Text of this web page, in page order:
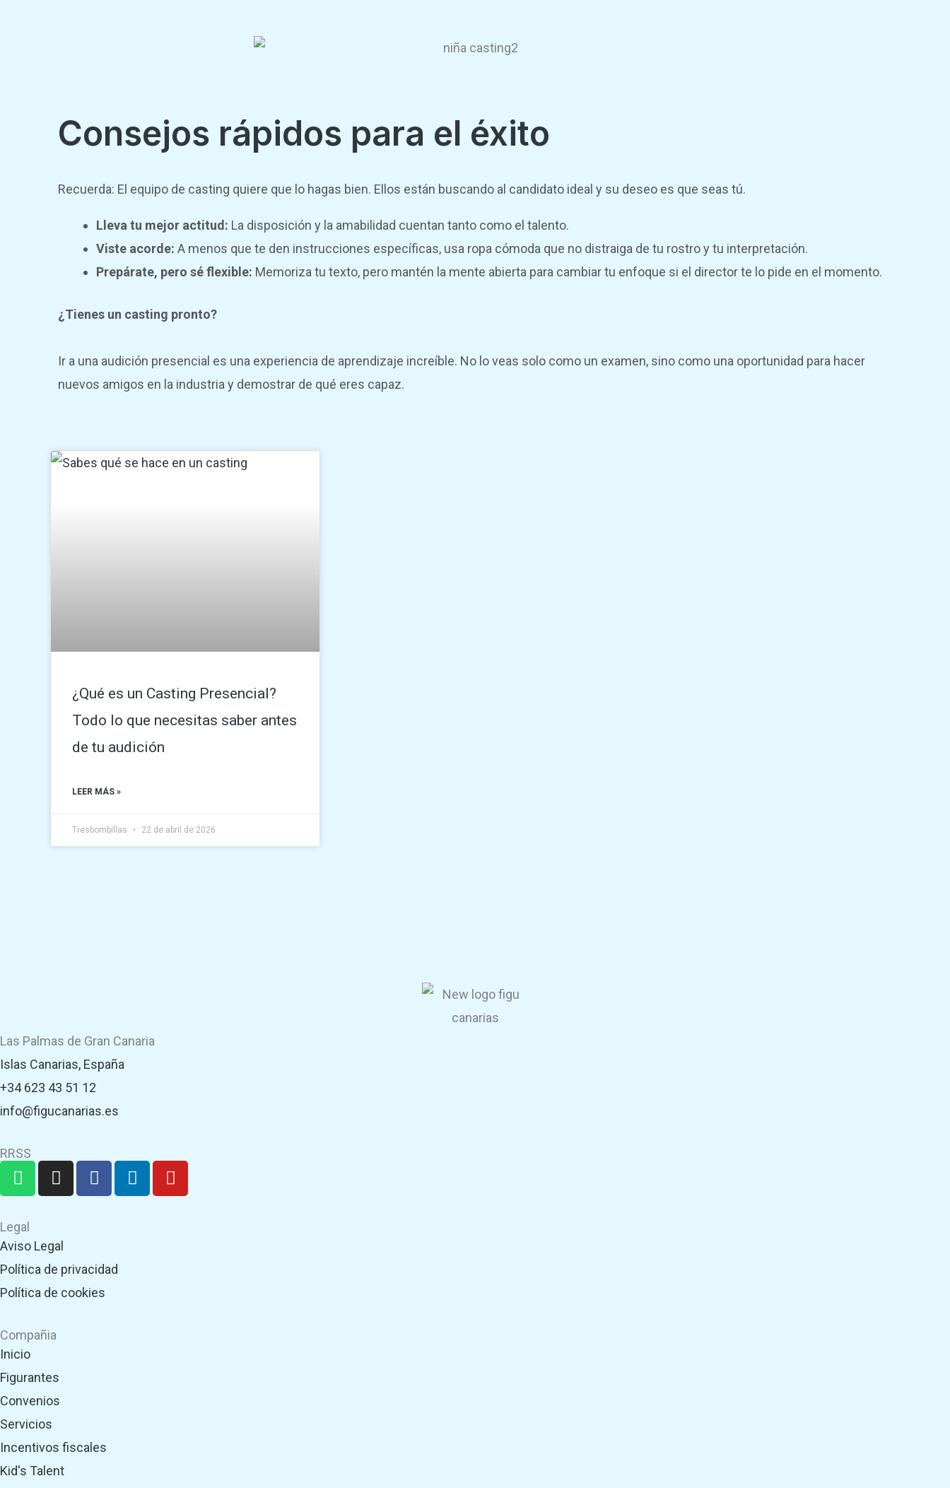
Consejos rápidos para el éxito
Recuerda: El equipo de casting quiere que lo hagas bien. Ellos están buscando al candidato ideal y su deseo es que seas tú.
Lleva tu mejor actitud: La disposición y la amabilidad cuentan tanto como el talento.
Viste acorde: A menos que te den instrucciones específicas, usa ropa cómoda que no distraiga de tu rostro y tu interpretación.
Prepárate, pero sé flexible: Memoriza tu texto, pero mantén la mente abierta para cambiar tu enfoque si el director te lo pide en el momento.
¿Tienes un casting pronto?
Ir a una audición presencial es una experiencia de aprendizaje increíble. No lo veas solo como un examen, sino como una oportunidad para hacer
nuevos amigos en la industria y demostrar de qué eres capaz.
¿Qué es un Casting Presencial?
Todo lo que necesitas saber antes
de tu audición
LEER MÁS »
Tresbombillas 22 de abril de 2026
Las Palmas de Gran Canaria
Islas Canarias, España
+34 623 43 51 12
info@figucanarias.es
RRSS
W
h
t
s
a
p
p
I
n
a
g
r
a
F
a
o
k
L
i
Y
o
Legal
Aviso Legal
Política de privacidad
Política de cookies
Compañia
Inicio
Figurantes
Convenios
Servicios
Incentivos fiscales
Kid's Talent